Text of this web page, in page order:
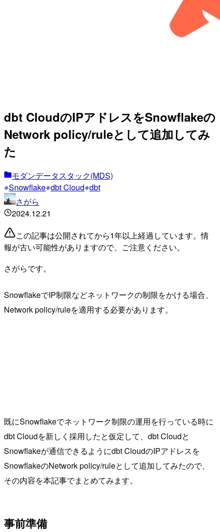
dbt CloudのIPアドレスをSnowflakeの
Network policy/ruleとして追加してみ
た
モダンデータスタック(MDS)
Snowflake dbt Cloud dbt
さがら
2024.12.21
この記事は公開されてから1年以上経過しています。情
報が古い可能性がありますので、ご注意ください。
さがらです。
SnowflakeでIP制限などネットワークの制限をかける場合、
Network policy/ruleを適用する必要があります。
既にSnowflakeでネットワーク制限の運用を行っている時に
dbt Cloudを新しく採用したと仮定して、dbt Cloudと
Snowflakeが通信できるようにdbt CloudのIPアドレスを
SnowflakeのNetwork policy/ruleとして追加してみたので、
その内容を本記事でまとめてみます。
事前準備